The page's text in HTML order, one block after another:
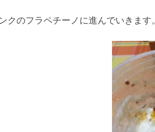
クのフラペチーノに進んでいきます